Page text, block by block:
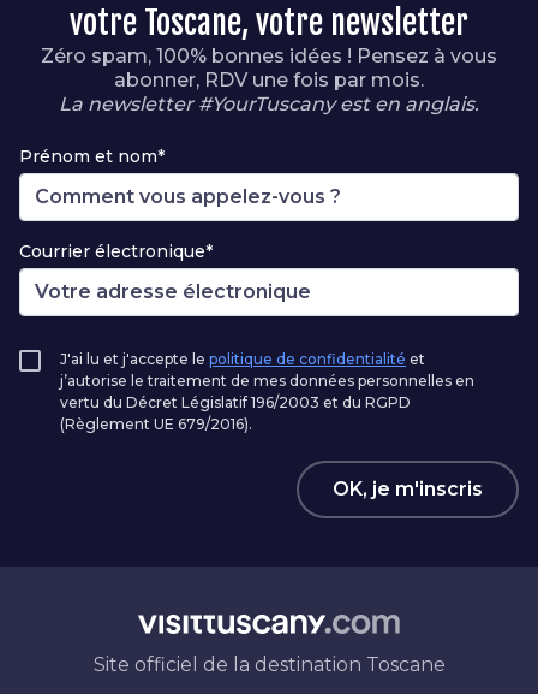
votre Toscane, votre newsletter
Zéro spam, 100% bonnes idées ! Pensez à vous
abonner, RDV une fois par mois.
La newsletter #YourTuscany est en anglais.
Prénom et nom*
Courrier électronique*
J'ai lu et j'accepte le politique de confidentialité et
j’autorise le traitement de mes données personnelles en
vertu du Décret Législatif 196/2003 et du RGPD
(Règlement UE 679/2016).
OK, je m'inscris
Site officiel de la destination Toscane